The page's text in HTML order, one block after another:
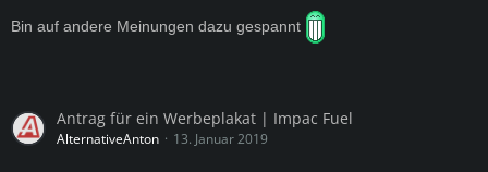
Bin auf andere Meinungen dazu gespannt
Antrag für ein Werbeplakat | Impac Fuel
AlternativeAnton 13. Januar 2019